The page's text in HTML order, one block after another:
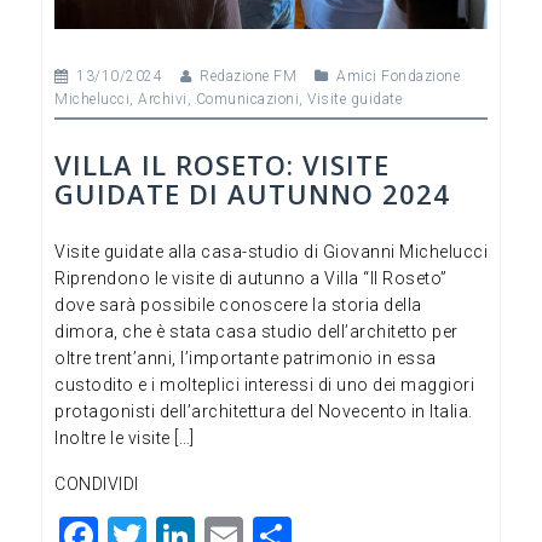
13/10/2024 Redazione FM
Amici Fondazione
Michelucci, Archivi , Comunicazioni, Visite guidate
VILLA IL ROSETO: VISITE
GUIDATE DI AUTUNNO 2024
Visite guidate alla casa-studio di Giovanni Michelucci
Riprendono le visite di autunno a Villa “Il Roseto”
dove sarà possibile conoscere la storia della
dimora, che è stata casa studio dell’architetto per
oltre trent’anni, l’importante patrimonio in essa
custodito e i molteplici interessi di uno dei maggiori
protagonisti dell’architettura del Novecento in Italia.
Inoltre le visite […]
CONDIVIDI